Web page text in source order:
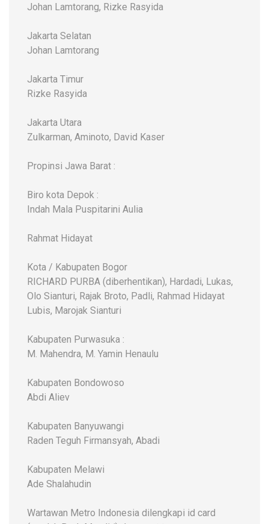
Johan Lamtorang, Rizke Rasyida
Jakarta Selatan
Johan Lamtorang
Jakarta Timur
Rizke Rasyida
Jakarta Utara
Zulkarman, Aminoto, David Kaser
Propinsi Jawa Barat :
Biro kota Depok :
Indah Mala Puspitarini Aulia
Rahmat Hidayat
Kota / Kabupaten Bogor
RICHARD PURBA (diberhentikan), Hardadi, Lukas,
Olo Sianturi, Rajak Broto, Padli, Rahmad Hidayat
Lubis, Marojak Sianturi
Kabupaten Purwasuka :
M. Mahendra, M. Yamin Henaulu
Kabupaten Bondowoso
Abdi Aliev
Kabupaten Banyuwangi
Raden Teguh Firmansyah, Abadi
Kabupaten Melawi
Ade Shalahudin
Wartawan Metro Indonesia dilengkapi id card